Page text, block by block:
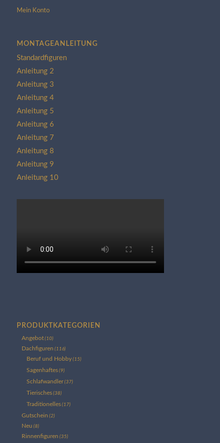
Mein Konto
MONTAGEANLEITUNG
Standardfiguren
Anleitung 2
Anleitung 3
Anleitung 4
Anleitung 5
Anleitung 6
Anleitung 7
Anleitung 8
Anleitung 9
Anleitung 10
PRODUKTKATEGORIEN
Angebot (10)
Dachfiguren (116)
Beruf und Hobby (15)
Sagenhaftes (9)
Schlafwandler (37)
Tierisches (38)
Traditionelles (17)
Gutschein (2)
Neu (8)
Rinnenfiguren (35)